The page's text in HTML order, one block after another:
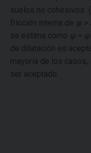
suelos no cohesivos
fricción interna de φ >
se estima como ψ = φ-
de dilatación es
mayoría de los casos,
ser aceptado.